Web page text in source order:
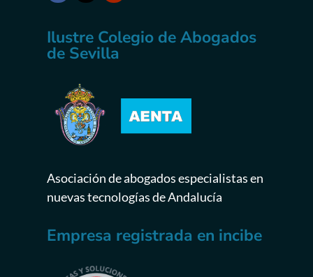
Ilustre Colegio de Abogados
de Sevilla
Asociación de abogados especialistas en
nuevas tecnologías de Andalucía
Empresa registrada en incibe